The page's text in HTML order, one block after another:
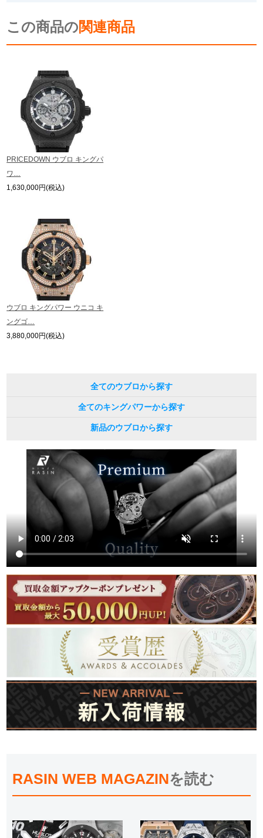
GINZA RASIN公式ブログ
WEBマガジン
For Overseas Customers
English
繁體中文
この商品の関連商品
PRICEDOWN ウブロ キングパ
ワ…
1,630,000円(税込)
ウブロ キングパワー ウニコ キ
ングゴ…
3,880,000円(税込)
全てのウブロから探す
全てのキングパワーから探す
新品のウブロから探す
ます。
の掲載を控えております。
※当店では店頭販売も行っております為、サイトでのご注文と店頭処理との時
間差で在庫切れになる場合がございます。
予めご了承くださいませ。
また、ご来店にてご購入を希望される場合にも、事前に在庫の確認をお電話か
メールにてお問い合わせいただけますようお願いいたします。
※アンティーク品やユーズド品の場合、外装および内部機械に代替部品を使用
している場合がございます。
※表示の定価は、入荷時の価格となっております。
現在の定価と異なる場合がございますのでご了承くださいませ。
RASIN WEB MAGAZINを読む